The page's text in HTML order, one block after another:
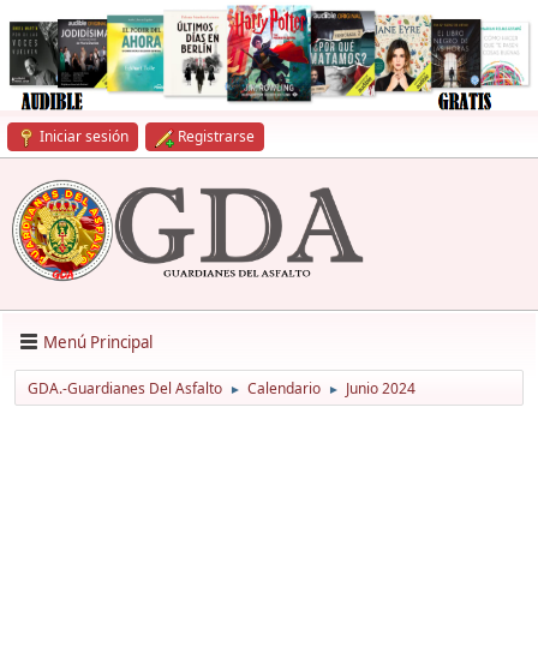
Iniciar sesión Registrarse
Menú Principal
GDA.-Guardianes Del Asfalto ► Calendario ► Junio 2024